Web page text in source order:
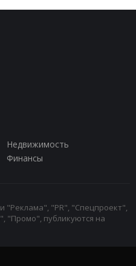
Недвижимость
Финансы
"PR", "Спецпроект",
"Промо", публикуются на